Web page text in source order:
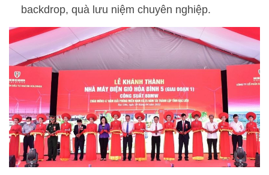
backdrop, quà lưu niệm chuyên nghiệp.